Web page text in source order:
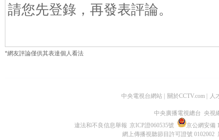
*網友評論僅供其表達個人看法
中央電視台網站 關於CCTV.com 人
中央廣播電視總台 央視
違法和不良信息舉報 京ICP證060535號
京公網安備
網上傳播視聽節目許可證號 0102002